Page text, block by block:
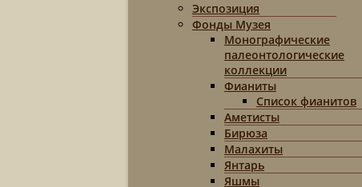
Экспозиция
Фонды Музея
Монографические
палеонтологические
коллекции
Фианиты
Список фианитов
Аметисты
Бирюза
Малахиты
Янтарь
Яшмы